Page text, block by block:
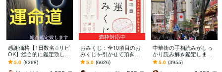
感謝価格【1日数名✩リピ
OK】総合的に鑑定致しま
す ✞後悔させません【未
来を良くする✩人生のヒン
5.0 (8368)
満枠対応中
おみくじ：全10項目のお
みくじを引かせて頂きま
す ㊙あなた様がこの先ど
う進むかの道しるべにな
5.0 (6626)
中華街の手相読みがしっ
かり読み解き鑑定します
☆今後10年ほどの流れか
ら、良い時期、悪い時期
5.0 (3955)